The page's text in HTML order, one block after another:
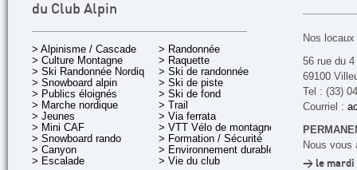
du Club Alpin
> Alpinisme / Cascade
> Culture Montagne
> Ski Randonnée Nordique
> Snowboard alpin
> Publics éloignés
> Marche nordique
> Jeunes
> Mini CAF
> Snowboard rando
> Canyon
> Escalade
> Randonnée
> Raquette
> Ski de randonnée
> Ski de piste
> Ski de fond
> Trail
> Via ferrata
> VTT Vélo de montagne
> Formation / Sécurité
> Environnement durable
> Vie du club
Nos
56 rue du
69100
Tel : (33)
Courriel :
Nous vous
> le mardi